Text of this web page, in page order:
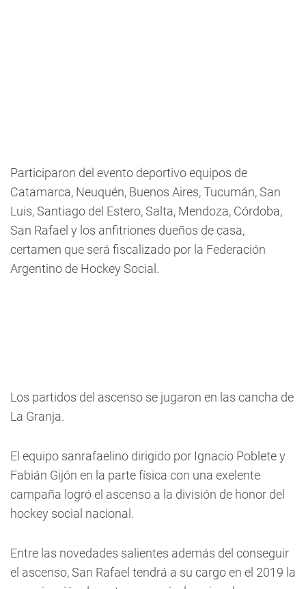
Participaron del evento deportivo equipos de
Catamarca, Neuquén, Buenos Aires, Tucumán, San
Luis, Santiago del Estero, Salta, Mendoza, Córdoba,
San Rafael y los anfitriones dueños de casa,
certamen que será fiscalizado por la Federación
Argentino de Hockey Social.
Los partidos del ascenso se jugaron en las cancha de
La Granja.
El equipo sanrafaelino dirigido por Ignacio Poblete y
Fabián Gijón en la parte física con una exelente
campaña logró el ascenso a la división de honor del
hockey social nacional.
Entre las novedades salientes además del conseguir
el ascenso, San Rafael tendrá a su cargo en el 2019 la